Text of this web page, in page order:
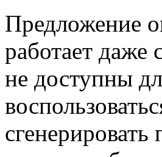
Предложение
работает
не доступны